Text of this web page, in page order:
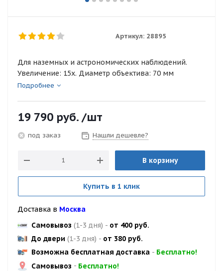
Артикул: 28895
Для наземных и астрономических наблюдений.
Увеличение: 15х. Диаметр объектива: 70 мм
Подробнее
19 790 руб. /шт
под заказ Нашли дешевле?
В корзину
Купить в 1 клик
Доставка в Москва
Самовывоз (1-3 дня) - от 400 руб.
До двери (1-3 дня) - от 380 руб.
Возможна бесплатная доставка - Бесплатно!
Самовывоз - Бесплатно!